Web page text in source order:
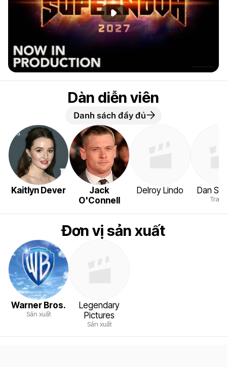
Phát đoạn giới thiệu
Dàn diễn viên
Danh sách đầy đủ
Kaitlyn Dever
Jack
O'Connell
Delroy Lindo Dan
Đơn vị sản xuất
Warner Bros.
Sản xuất
Legendary
Pictures
Sản xuất